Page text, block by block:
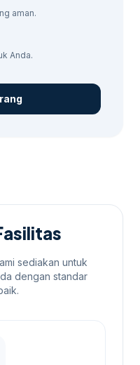
harga serta
iklan Bekasi
relevan
dari kebutuhan
aman.
Anda.
sediakan untuk
dengan standar